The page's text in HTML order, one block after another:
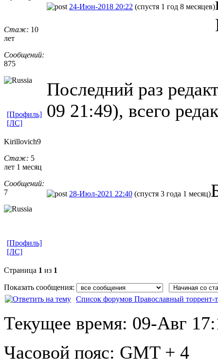
Стаж: 10
лет
Сообщений:
875
24-Июн-2018 20:22 (спустя 1 год 8 месяцев)
Последний раз
09 21:49), всего
[Профиль]
[ЛС]
Kirillovich9
Стаж: 5
лет 1 месяц
Сообщений:
7
28-Июл-2021 22:40 (спустя 3 года 1 месяц)
[Профиль]
[ЛС]
Страница 1 из 1
Показать сообщения:
Список форумов Православный торрент-
Текущее время: 09-Авг
Часовой пояс: GMT + 4